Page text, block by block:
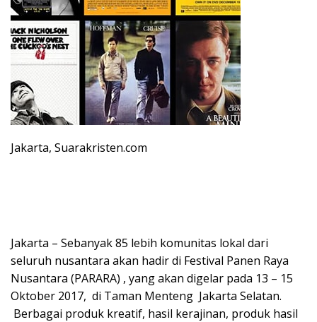
Jakarta, Suarakristen.com
Jakarta – Sebanyak 85 lebih komunitas lokal dari
seluruh nusantara akan hadir di Festival Panen Raya
Nusantara (PARARA) , yang akan digelar pada 13 – 15
Oktober 2017, di Taman Menteng Jakarta Selatan.
Berbagai produk kreatif, hasil kerajinan, produk hasil